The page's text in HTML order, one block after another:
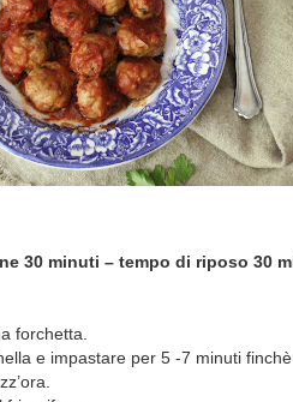
30 minuti – tempo di riposo 30
forchetta.
e impastare per 5 -7 minuti